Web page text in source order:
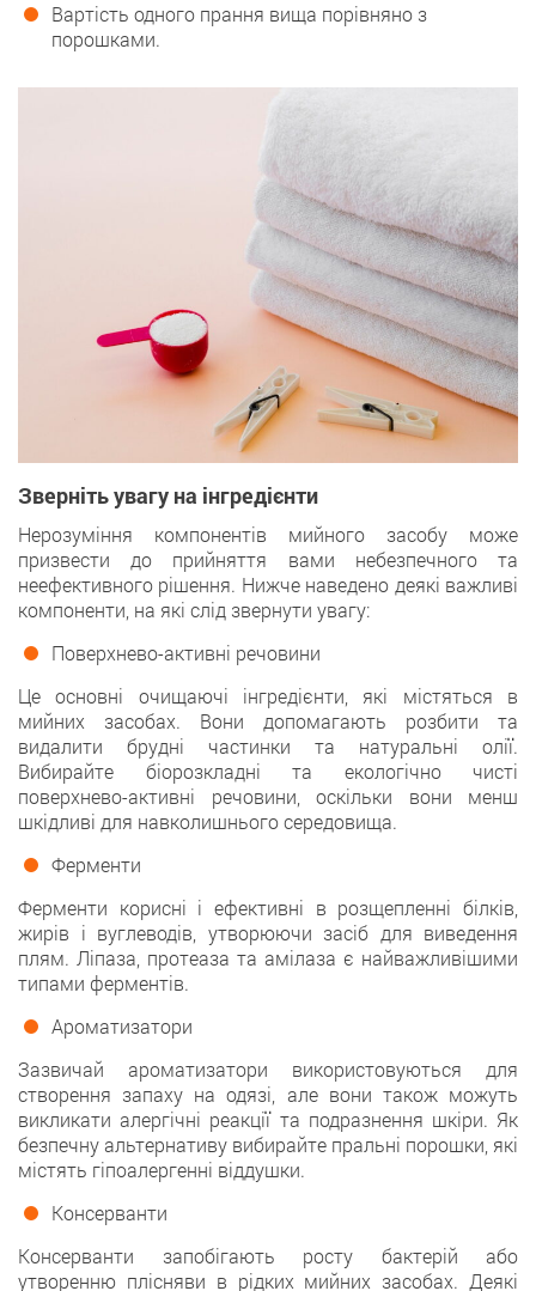
Вартість одного прання вища порівняно з
порошками.
Зверніть увагу на інгредієнти
Нерозуміння компонентів мийного засобу може
призвести до прийняття вами небезпечного та
неефективного рішення. Нижче наведено деякі важливі
компоненти, на які слід звернути увагу:
Поверхнево-активні речовини
Це основні очищаючі інгредієнти, які містяться в
мийних засобах. Вони допомагають розбити та
видалити брудні частинки та натуральні олії.
Вибирайте біорозкладні та екологічно чисті
поверхнево-активні речовини, оскільки вони менш
шкідливі для навколишнього середовища.
Ферменти
Ферменти корисні і ефективні в розщепленні білків,
жирів і вуглеводів, утворюючи засіб для виведення
плям. Ліпаза, протеаза та амілаза є найважливішими
типами ферментів.
Ароматизатори
Зазвичай ароматизатори використовуються для
створення запаху на одязі, але вони також можуть
викликати алергічні реакції та подразнення шкіри. Як
безпечну альтернативу вибирайте пральні порошки, які
містять гіпоалергенні віддушки.
Консерванти
Консерванти запобігають росту бактерій або
утворенню плісняви в рідких мийних засобах. Деякі